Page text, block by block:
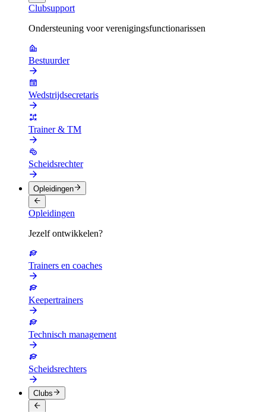
Clubsupport
Ondersteuning voor verenigingsfunctionarissen
Bestuurder
Wedstrijdsecretaris
Trainer & TM
Scheidsrechter
Opleidingen
Opleidingen
Jezelf ontwikkelen?
Trainers en coaches
Keepertrainers
Technisch management
Scheidsrechters
Clubs